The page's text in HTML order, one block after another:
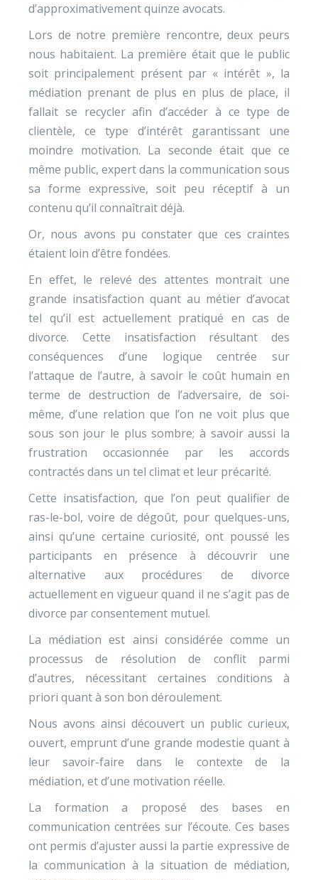
d’approximativement quinze avocats.
Lors de notre première rencontre, deux peurs
nous habitaient. La première était que le public
soit principalement présent par « intérêt », la
médiation prenant de plus en plus de place, il
fallait se recycler afin d’accéder à ce type de
clientèle, ce type d’intérêt garantissant une
moindre motivation. La seconde était que ce
même public, expert dans la communication sous
sa forme expressive, soit peu réceptif à un
contenu qu’il connaîtrait déjà.
Or, nous avons pu constater que ces craintes
étaient loin d’être fondées.
En effet, le relevé des attentes montrait une
grande insatisfaction quant au métier d’avocat
tel qu’il est actuellement pratiqué en cas de
divorce. Cette insatisfaction résultant des
conséquences d’une logique centrée sur
l’attaque de l’autre, à savoir le coût humain en
terme de destruction de l’adversaire, de soi-
même, d’une relation que l’on ne voit plus que
sous son jour le plus sombre; à savoir aussi la
frustration occasionnée par les accords
contractés dans un tel climat et leur précarité.
Cette insatisfaction, que l’on peut qualifier de
ras-le-bol, voire de dégoût, pour quelques-uns,
ainsi qu’une certaine curiosité, ont poussé les
participants en présence à découvrir une
alternative aux procédures de divorce
actuellement en vigueur quand il ne s’agit pas de
divorce par consentement mutuel.
La médiation est ainsi considérée comme un
processus de résolution de conflit parmi
d’autres, nécessitant certaines conditions à
priori quant à son bon déroulement.
Nous avons ainsi découvert un public curieux,
ouvert, emprunt d’une grande modestie quant à
leur savoir-faire dans le contexte de la
médiation, et d’une motivation réelle.
La formation a proposé des bases en
communication centrées sur l’écoute. Ces bases
ont permis d’ajuster aussi la partie expressive de
la communication à la situation de médiation,